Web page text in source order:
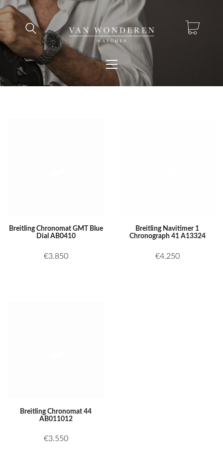
Breitling Chronomat GMT Blue
Dial AB0410
€3.850
Breitling Navitimer 1
Chronograph 41 A13324
€4.250
Breitling Chronomat 44
AB011012
€3.550